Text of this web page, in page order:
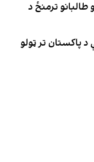
ترمنځ د
پاکستان تر ټولو